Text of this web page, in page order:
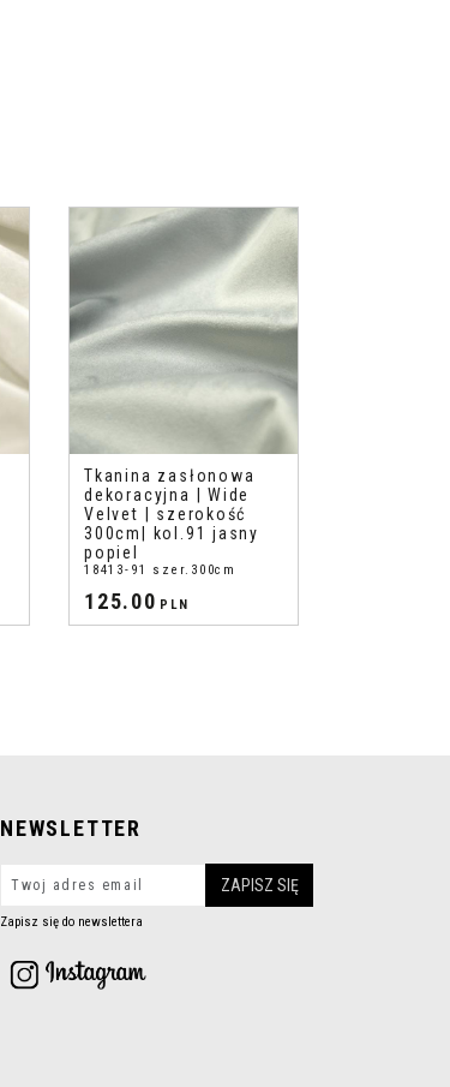
Tkanina zasłonowa
dekoracyjna | Wide
Velvet | szerokość
300cm| kol.91 jasny
popiel
18413-91 szer.300cm
125.00 PLN
NEWSLETTER
Zapisz się do newslettera